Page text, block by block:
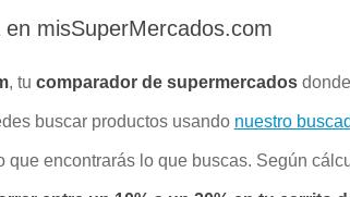
misSuperMercados.com
, tu comparador de supermercadosdonde
buscar productos usando nuestro
que encontrarás lo que buscas. Según